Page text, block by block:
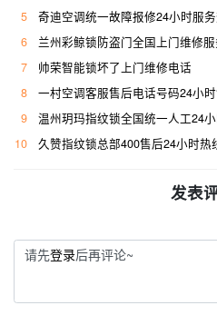
5
奇迪空调统一故障报修24小时服
6
兰州彩鲸锁防盗门全国上门维修
7
帅荣智能锁坏了上门维修电话
8
一村空调客服售后电话号码24小
9
温州玥玛指纹锁全国统一人工24
10
久赞指纹锁总部400售后24小时热
发表
请先登录后再评论~